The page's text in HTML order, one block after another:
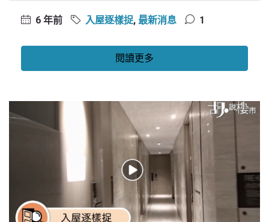
6 年前 入屋逐樣捉, 最新消息 1
閱讀更多